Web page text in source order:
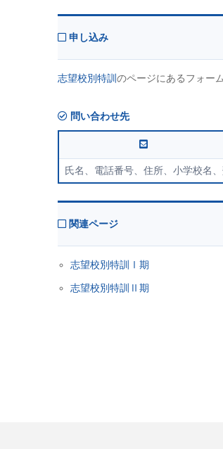
申し込み
志望校別特訓のページにあるフォー
問い合わせ先
氏名、電話番号、住所、小学校名
関連ページ
志望校別特訓Ⅰ期
志望校別特訓Ⅱ期